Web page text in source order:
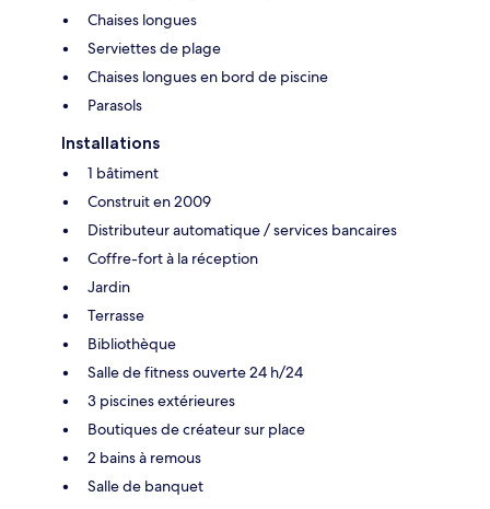
Chaises longues
Serviettes de plage
Chaises longues en bord de piscine
Parasols
Installations
1 bâtiment
Construit en 2009
Distributeur automatique / services bancaires
Coffre-fort à la réception
Jardin
Terrasse
Bibliothèque
Salle de fitness ouverte 24 h/24
3 piscines extérieures
Boutiques de créateur sur place
2 bains à remous
Salle de banquet